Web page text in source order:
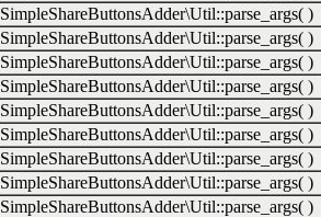
SimpleShareButtonsAdder\Util::parse_args( )
SimpleShareButtonsAdder\Util::parse_args( )
SimpleShareButtonsAdder\Util::parse_args( )
SimpleShareButtonsAdder\Util::parse_args( )
SimpleShareButtonsAdder\Util::parse_args( )
SimpleShareButtonsAdder\Util::parse_args( )
SimpleShareButtonsAdder\Util::parse_args( )
SimpleShareButtonsAdder\Util::parse_args( )
SimpleShareButtonsAdder\Util::parse_args( )